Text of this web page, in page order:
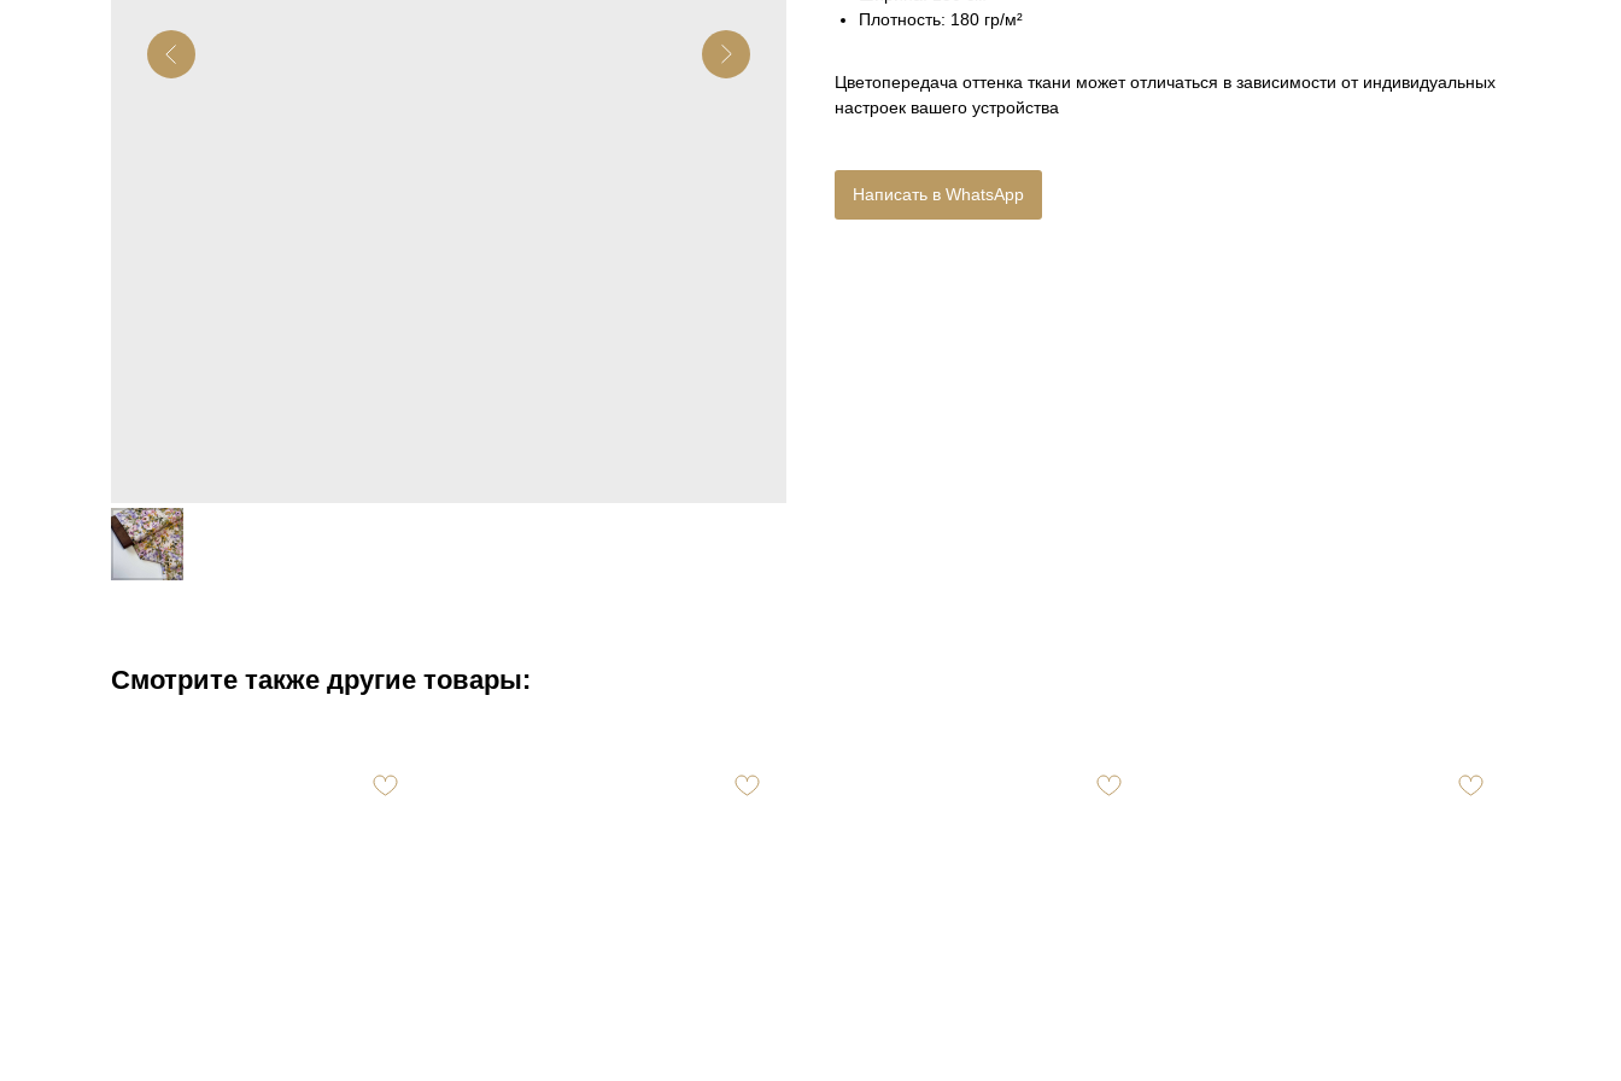
Плотность: 180 гр/м²
Цветопередача оттенка ткани может отличаться в зависимости от индивидуальных
настроек вашего устройства
Написать в WhatsApp
Смотрите также другие товары: